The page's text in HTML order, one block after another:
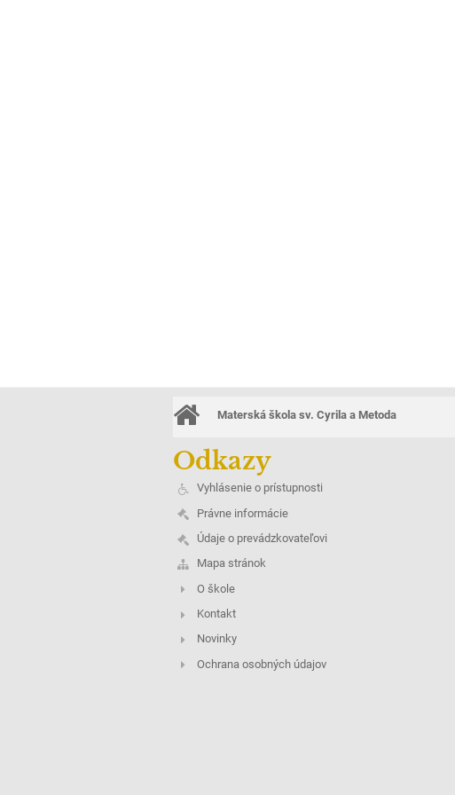
Materská škola sv. Cyrila a Metoda
Odkazy
Vyhlásenie o prístupnosti
Právne informácie
Údaje o prevádzkovateľovi
Mapa stránok
O škole
Kontakt
Novinky
Ochrana osobných údajov